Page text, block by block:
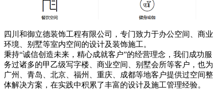
四川和御立德装饰工程有限公司，专门致力于办公空间、商业
环境、别墅等室内空间的设计及装饰施工。
秉持“诚信创造未来，精心成就客户”的经营理念，我们成功服
务过诸多的甲乙级写字楼、商业空间、别墅会所等客户，也为
广州、青岛、北京、福州、重庆、成都等地客户提供过空间整
体解决方案，在实践中积累了丰富的设计及施工管理经验。